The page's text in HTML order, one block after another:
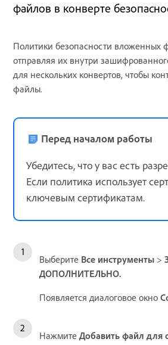
файлов в конверте
Политики безопасности
отправляя их внутри
для нескольких конвертов, чтобы
файлы.
Перед началом работы
Убедитесь, что у вас есть
Если политика использует
ключевым сертификатам.
Выберите Все инструменты >
ДОПОЛНИТЕЛЬНО.
Появляется диалоговое окно
НажмитеДобавить файл для